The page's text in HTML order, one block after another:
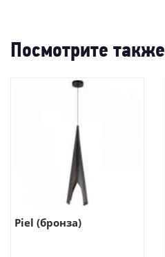
Посмотрите также
Piel (бронза)